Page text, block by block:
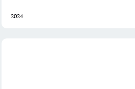
2024